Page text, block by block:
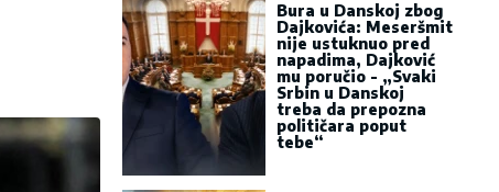
Bura u Danskoj zbog
Dajkovića: Meseršmit
nije ustuknuo pred
napadima, Dajković
mu poručio - „Svaki
Srbin u Danskoj
treba da prepozna
političara poput
tebe“